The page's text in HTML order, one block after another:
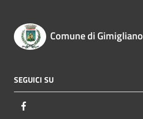
Comune di Gimigliano
SEGUICI SU